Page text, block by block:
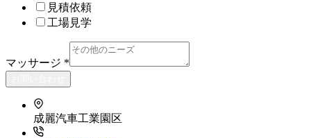
見積依頼
工場見学
マッサージ *
成麗汽車工業園区